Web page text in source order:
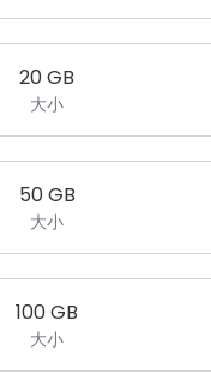
20GB
大小
50GB
大小
100GB
大小